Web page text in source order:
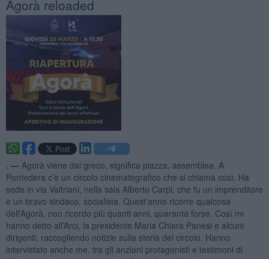
​Agorà reloaded
. — Agorà viene dal greco, significa piazza, assemblea. A
Pontedera c’è un circolo cinematografico che si chiama così. Ha
sede in via Valtriani, nella sala Alberto Carpi, che fu un imprenditore
e un bravo sindaco, socialista. Quest’anno ricorre qualcosa
dell’Agorà, non ricordo più quanti anni, quaranta forse. Così mi
hanno detto all’Arci, la presidente Maria Chiara Panesi e alcuni
dirigenti, raccogliendo notizie sulla storia del circolo. Hanno
intervistato anche me, tra gli anziani protagonisti e testimoni di